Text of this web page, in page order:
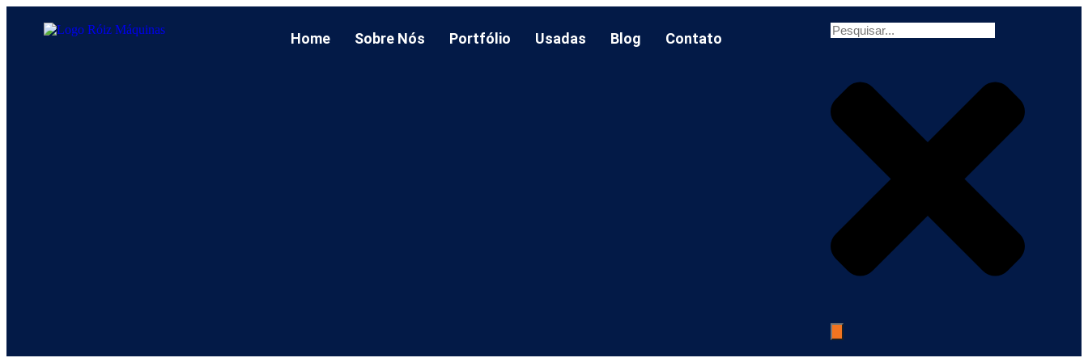
Home Sobre Nós Portfólio Usadas Blog Contato